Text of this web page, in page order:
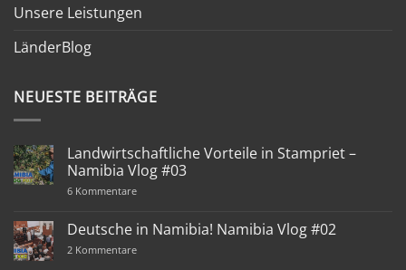
Unsere Leistungen
LänderBlog
NEUESTE BEITRÄGE
Landwirtschaftliche Vorteile in Stampriet –
Namibia Vlog #03
6 Kommentarezu
in
Stampriet
–
Deutsche in Namibia! Namibia Vlog #02
2 Kommentarezu